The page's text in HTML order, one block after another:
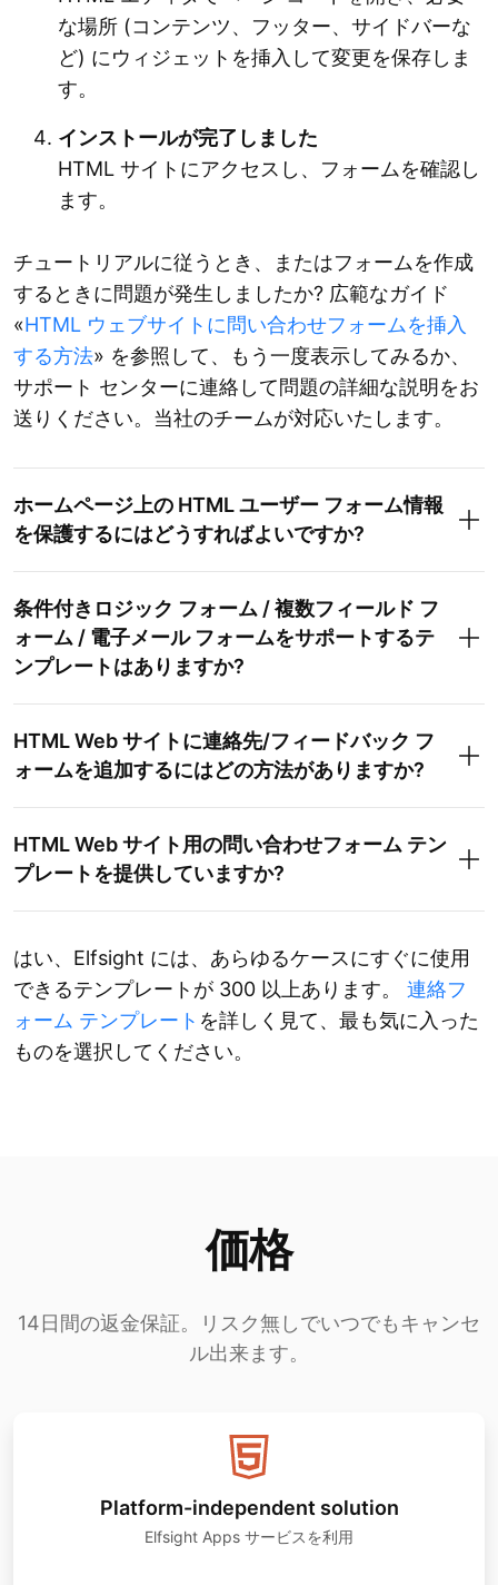
な場所 (コンテンツ、フッター、サイドバーな
ど) にウィジェットを挿入して変更を保存しま
す。
インストールが完了しました
HTML サイトにアクセスし、フォームを確認し
ます。
チュートリアルに従うとき、またはフォームを作成
するときに問題が発生しましたか? 広範なガイド
«HTML ウェブサイトに問い合わせフォームを挿入
する方法» を参照して、もう一度表示してみるか、
サポート センターに連絡して問題の詳細な説明をお
送りください。当社のチームが対応いたします。
ホームページ上の HTML ユーザー フォーム情報
を保護するにはどうすればよいですか?
条件付きロジック フォーム / 複数フィールド フ
ォーム / 電子メール フォームをサポートするテ
ンプレートはありますか?
HTML Web サイトに連絡先/フィードバック フ
ォームを追加するにはどの方法がありますか?
HTML Web サイト用の問い合わせフォーム テン
プレートを提供していますか?
はい、Elfsight には、あらゆるケースにすぐに使用
できるテンプレートが 300 以上あります。 連絡フ
ォーム テンプレート を詳しく見て、最も気に入った
ものを選択してください。
価格
14日間の返金保証。リスク無しでいつでもキャンセ
ル出来ます。
Platform-independent solution
Elfsight Apps サービスを利用